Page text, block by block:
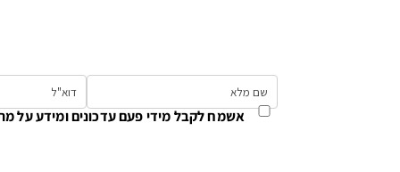
אשמח לקבל מידי פעם עדכונים ומידע על